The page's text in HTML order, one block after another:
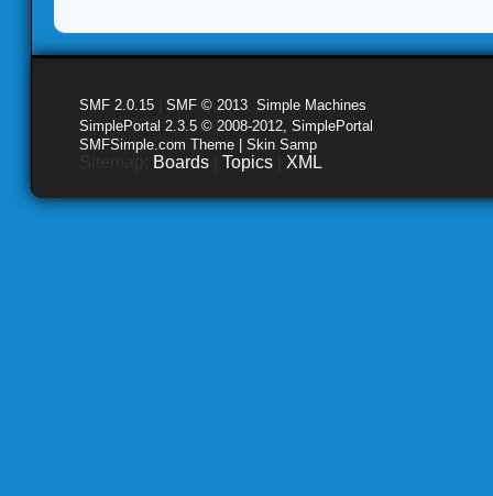
SMF 2.0.15 SMF © 2013 Simple Machines
SimplePortal 2.3.5 © 2008-2012, SimplePortal
SMFSimple.com Theme | Skin Samp
Boards Topics XML